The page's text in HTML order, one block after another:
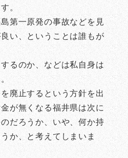
。
第一原発の事故などを見
い、ということは誰もが
るのか、などは私自身は
廃止するという方針を出
が無くなる福井県は次に
だろうか、いや、何か持
か、と考えてしまいま